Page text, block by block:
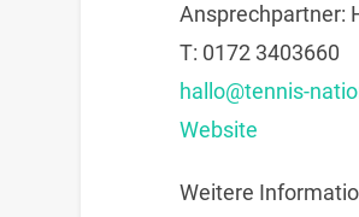
Ansprechpartner:
T: 0172 3403660
hallo@tennis-
Website
Weitere